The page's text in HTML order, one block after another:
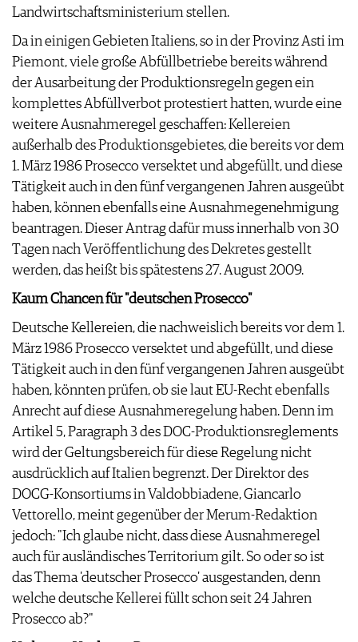
Landwirtschaftsministerium stellen.
Da in einigen Gebieten Italiens, so in der Provinz Asti im
Piemont, viele große Abfüllbetriebe bereits während
der Ausarbeitung der Produktionsregeln gegen ein
komplettes Abfüllverbot protestiert hatten, wurde eine
weitere Ausnahmeregel geschaffen: Kellereien
außerhalb des Produktionsgebietes, die bereits vor dem
1. März 1986 Prosecco versektet und abgefüllt, und diese
Tätigkeit auch in den fünf vergangenen Jahren ausgeübt
haben, können ebenfalls eine Ausnahmegenehmigung
beantragen. Dieser Antrag dafür muss innerhalb von 30
Tagen nach Veröffentlichung des Dekretes gestellt
werden, das heißt bis spätestens 27. August 2009.
Kaum Chancen für "deutschen Prosecco"
Deutsche Kellereien, die nachweislich bereits vor dem 1.
März 1986 Prosecco versektet und abgefüllt, und diese
Tätigkeit auch in den fünf vergangenen Jahren ausgeübt
haben, könnten prüfen, ob sie laut EU-Recht ebenfalls
Anrecht auf diese Ausnahmeregelung haben. Denn im
Artikel 5, Paragraph 3 des DOC-Produktionsreglements
wird der Geltungsbereich für diese Regelung nicht
ausdrücklich auf Italien begrenzt. Der Direktor des
DOCG-Konsortiums in Valdobbiadene, Giancarlo
Vettorello, meint gegenüber der Merum-Redaktion
jedoch: "Ich glaube nicht, dass diese Ausnahmeregel
auch für ausländisches Territorium gilt. So oder so ist
das Thema 'deutscher Prosecco' ausgestanden, denn
welche deutsche Kellerei füllt schon seit 24 Jahren
Prosecco ab?"